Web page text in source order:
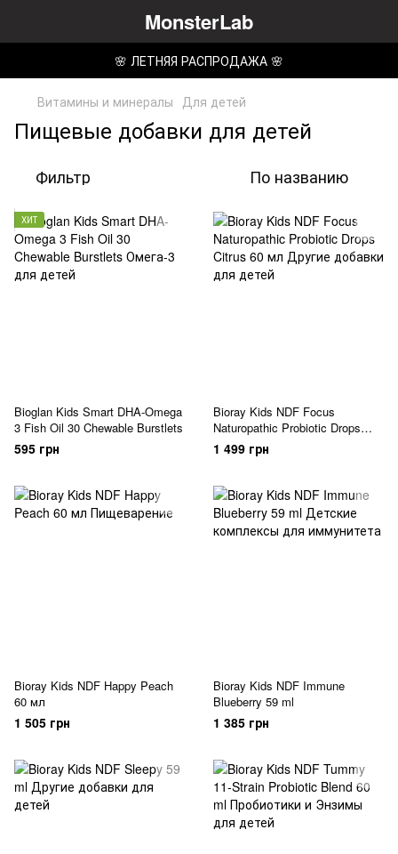
MonsterLab
🌸 ЛЕТНЯЯ РАСПРОДАЖА 🌸
Витамины и минералы Для детей
Пищевые добавки для детей
Фильтр По названию
ХИТ
Bioglan Kids Smart DHA-Omega
3 Fish Oil 30 Chewable Burstlets
595 грн
Bioray Kids NDF Focus
Naturopathic Probiotic Drops
Citrus 60 мл
1 499 грн
Bioray Kids NDF Happy Peach
60 мл
1 505 грн
Bioray Kids NDF Immune
Blueberry 59 ml
1 385 грн